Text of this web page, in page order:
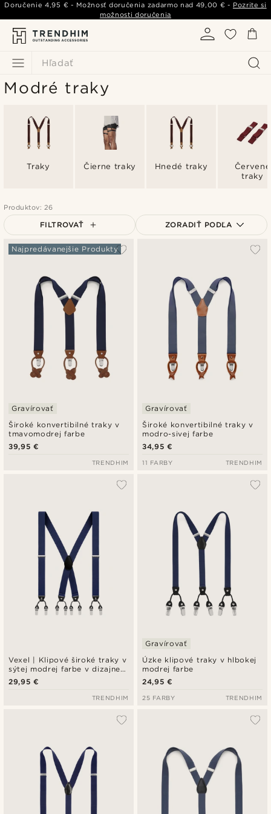
Hľadať
Doručenie4,95 € - Možnosť doručenia zadarmo nad 49,00 € - Pozrite si
možnosti doručenia
Modré traky
Traky Čierne traky Hnedé traky
Červené
traky
Produktov: 26
FILTROVAŤ ZORADIŤ PODĽA
Najlacnejšie
Najdrahšie
Široké konvertibilné traky v
tmavomodrej farbe
Najpredávanejšie Produkty
Gravírovať
39,95 €
TRENDHIM
Široké konvertibilné traky v
modro-sivej farbe
Gravírovať
34,95 €
11 FARBY TRENDHIM
Vexel | Klipové široké traky v
sýtej modrej farbe v dizajne
X
29,95 €
TRENDHIM
Úzke klipové traky v hlbokej
modrej farbe
Gravírovať
24,95 €
25 FARBY TRENDHIM